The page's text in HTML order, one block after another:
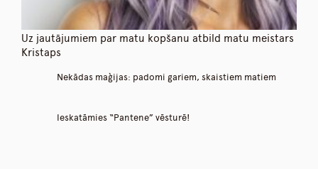
Uz jautājumiem par matu kopšanu atbild matu meistars
Kristaps
Nekādas maģijas: padomi gariem, skaistiem matiem
Ieskatāmies “Pantene” vēsturē!